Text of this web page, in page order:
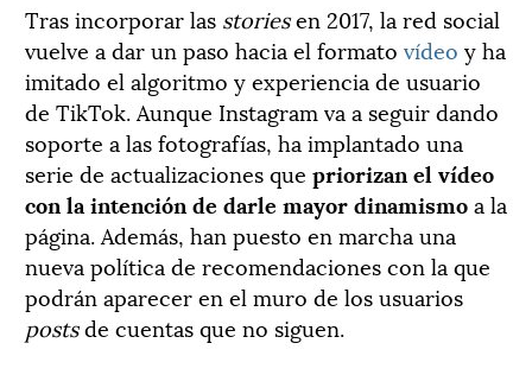
Tras incorporar las storiesen 2017, la red social
vuelve a dar un paso hacia el formato vídeo y ha
imitado el algoritmo y experiencia de usuario
de TikTok. Aunque Instagram va a seguir dando
soporte a las fotografías, ha implantado una
serie de actualizaciones que priorizan el vídeo
con la intención de darle mayor dinamismoa la
página. Además, han puesto en marcha una
nueva política de recomendaciones con la que
podrán aparecer en el muro de los usuarios
postsde cuentas que no siguen.